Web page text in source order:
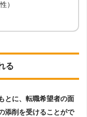
）
る
とに、転職希望者の面
添削を受けることがで